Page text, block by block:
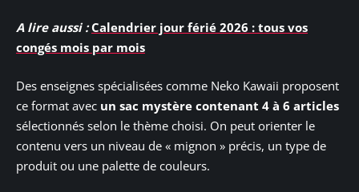
A lire aussi : Calendrier jour férié 2026 : tous vos
congés mois par mois
Des enseignes spécialisées comme Neko Kawaii proposent
ce format avec un sac mystère contenant 4 à 6 articles
sélectionnés selon le thème choisi. On peut orienter le
contenu vers un niveau de « mignon » précis, un type de
produit ou une palette de couleurs.